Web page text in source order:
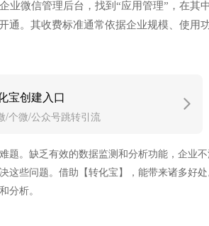
业微信管理后台，找到“应用管理”，在其
通。其收费标准通常依据企业规模、使用
宝创建入口
/个微/公众号跳转引流
题。缺乏有效的数据监测和分析功能，企业
这些问题。借助【转化宝】，能带来诸多好
分析。